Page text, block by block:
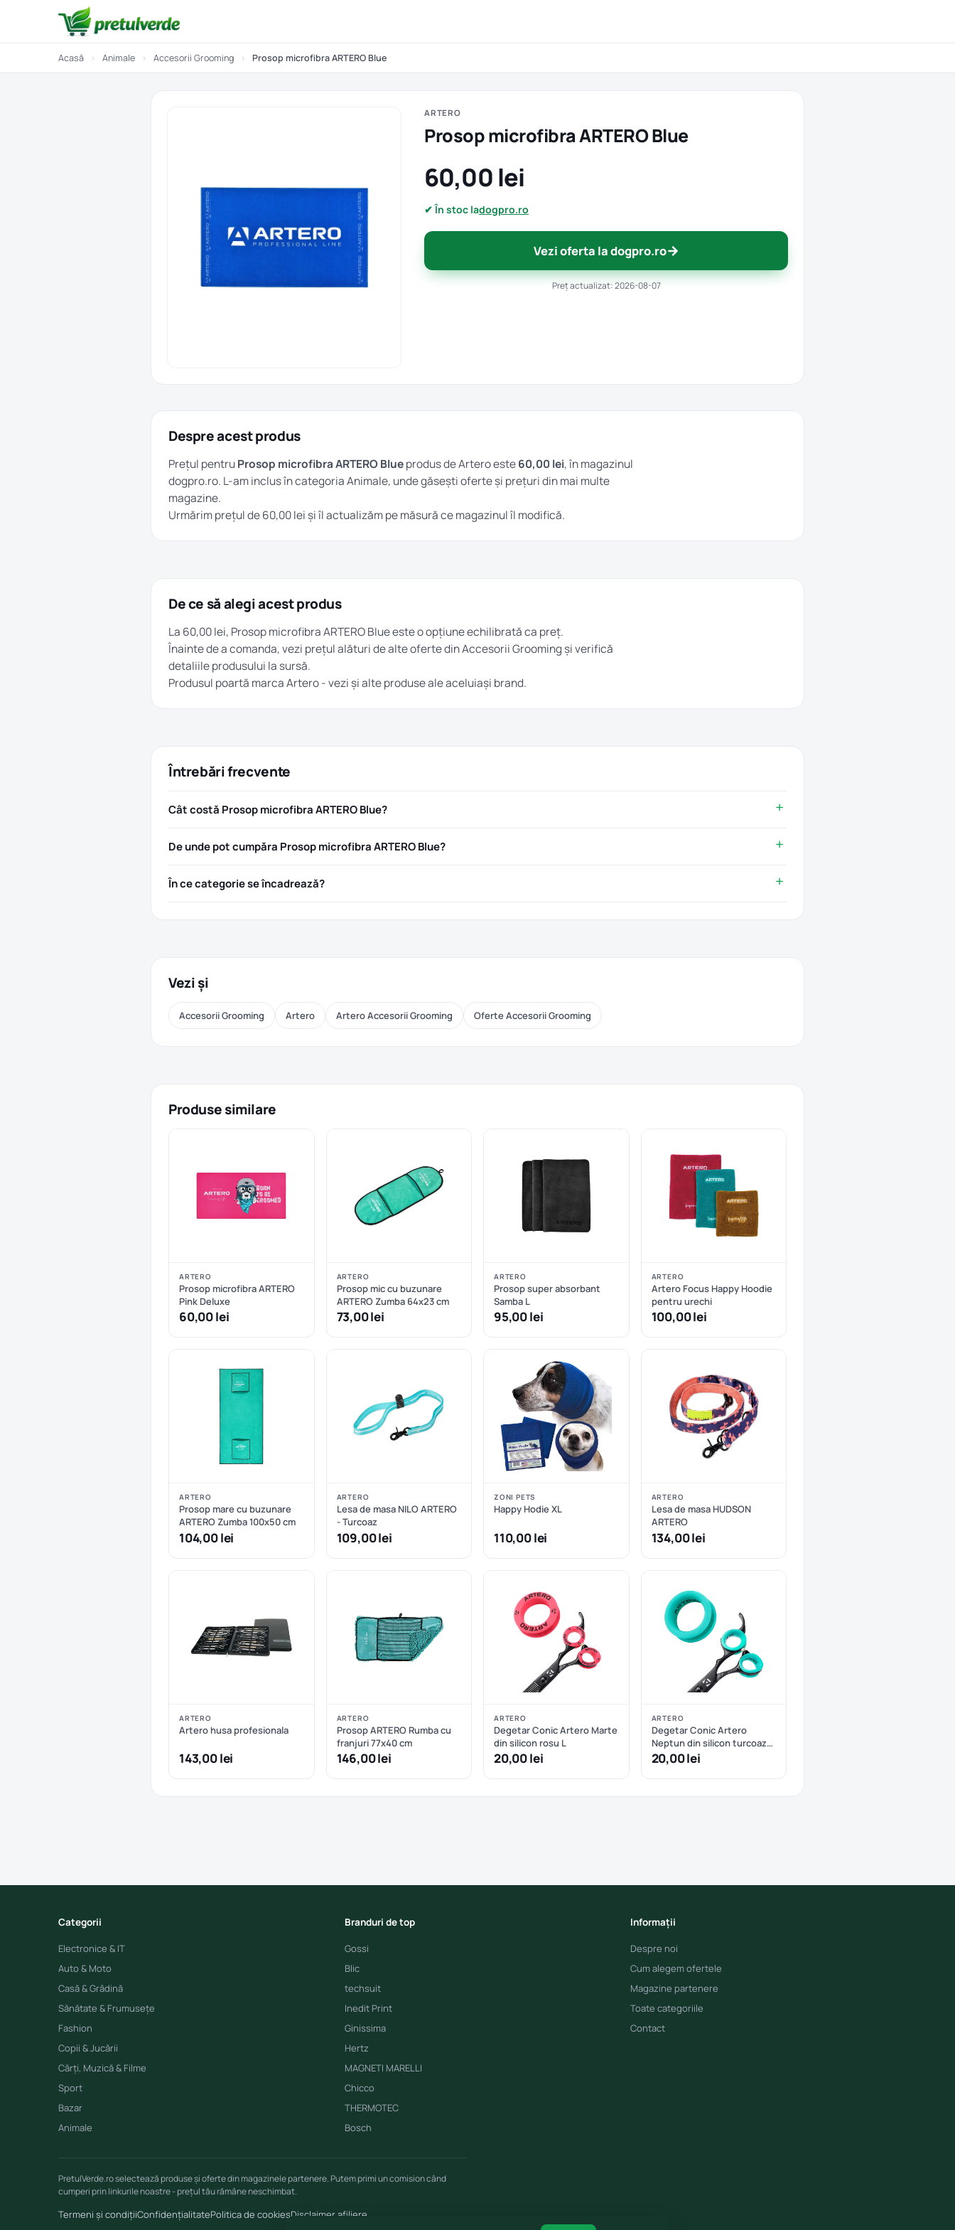
Acasă › Animale › Accesorii Grooming › Prosop microfibra ARTERO Blue
ARTERO
Prosop microfibra ARTERO Blue
60,00 lei
✔ În stoc ladogpro.ro
Vezi oferta la dogpro.ro→
Preț actualizat: 2026-08-07
Despre acest produs
Prețul pentruProsop microfibra ARTERO Blueprodus de Artero este60,00 lei, în magazinul
dogpro.ro. L-am inclus în categoriaAnimale, unde găsești oferte și prețuri din mai multe
magazine.
Urmărim prețul de 60,00 lei și îl actualizăm pe măsură ce magazinul îl modifică.
De ce să alegi acest produs
La 60,00 lei, Prosop microfibra ARTERO Blue este o opțiune echilibrată ca preț.
Înainte de a comanda, vezi prețul alături de alte oferte dinAccesorii Grooming și verifică
detaliile produsului la sursă.
Produsul poartă marcaArtero- vezi și alte produse ale aceluiași brand.
Întrebări frecvente
Cât costă Prosop microfibra ARTERO Blue?
De unde pot cumpăra Prosop microfibra ARTERO Blue?
În ce categorie se încadrează?
Vezi și
Accesorii Grooming Artero Artero Accesorii Grooming Oferte Accesorii Grooming
Produse similare
ARTERO
Prosop microfibra ARTERO
Pink Deluxe
60,00 lei
ARTERO
Prosop mic cu buzunare
ARTERO Zumba 64x23 cm
73,00 lei
ARTERO
Prosop super absorbant
Samba L
95,00 lei
ARTERO
Artero Focus Happy Hoodie
pentru urechi
100,00 lei
ARTERO
Prosop mare cu buzunare
ARTERO Zumba 100x50 cm
104,00 lei
ARTERO
Lesa de masa NILO ARTERO
- Turcoaz
109,00 lei
ZONI PETS
Happy Hodie XL
110,00 lei
ARTERO
Lesa de masa HUDSON
ARTERO
134,00 lei
ARTERO
Artero husa profesionala
143,00 lei
ARTERO
Prosop ARTERO Rumba cu
franjuri 77x40 cm
146,00 lei
ARTERO
Degetar Conic Artero Marte
din silicon rosu L
20,00 lei
ARTERO
Degetar Conic Artero
Neptun din silicon turcoaz
M
20,00 lei
Categorii
Electronice & IT
Auto & Moto
Casă & Grădină
Sănătate & Frumusețe
Fashion
Copii & Jucării
Cărți, Muzică & Filme
Sport
Bazar
Animale
Branduri de top
Gossi
Blic
techsuit
Inedit Print
Ginissima
Hertz
MAGNETI MARELLI
Chicco
THERMOTEC
Bosch
Informații
Despre noi
Cum alegem ofertele
Magazine partenere
Toate categoriile
Contact
PretulVerde.ro selectează produse și oferte din magazinele partenere. Putem primi un comision când
cumperi prin linkurile noastre - prețul tău rămâne neschimbat.
Termeni și condițiiConfidențialitatePolitica de cookiesDisclaimer afiliere